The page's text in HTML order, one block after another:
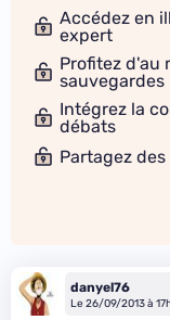
Accédez en
expert
Profitez d'au
sauvegardes
Intégrez la
débats
Partagez
danyel76
Le 26/09/2013 à